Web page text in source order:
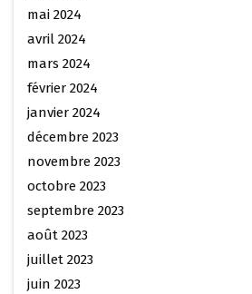
mai 2024
avril 2024
mars 2024
février 2024
janvier 2024
décembre 2023
novembre 2023
octobre 2023
septembre 2023
août 2023
juillet 2023
juin 2023